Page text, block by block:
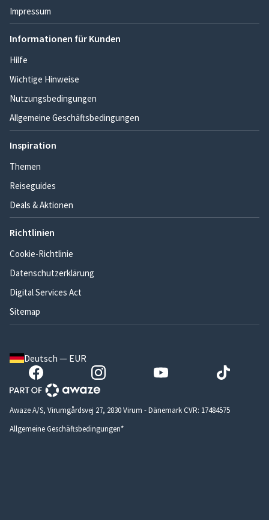
Impressum
Informationen für Kunden
Hilfe
Wichtige Hinweise
Nutzungsbedingungen
Allgemeine Geschäftsbedingungen
Inspiration
Themen
Reiseguides
Deals & Aktionen
Richtlinien
Cookie-Richtlinie
Datenschutzerklärung
Digital Services Act
Sitemap
Deutsch — EUR
Awaze A/S, Virumgårdsvej 27, 2830 Virum - Dänemark CVR: 17484575
Allgemeine Geschäftsbedingungen*